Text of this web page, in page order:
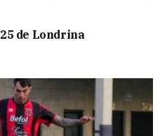
de Londrina